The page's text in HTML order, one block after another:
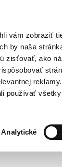
vám zobraziť
by naša
zisťovať, ako
používať
Analytické